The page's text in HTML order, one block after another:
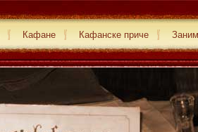
Кафане Кафанске приче